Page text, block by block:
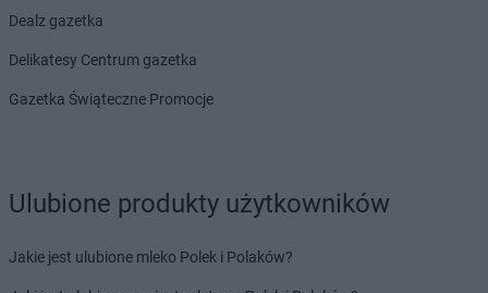
Dealz gazetka
Delikatesy Centrum gazetka
Gazetka Świąteczne Promocje
Ulubione produkty użytkowników
Jakie jest ulubione mleko Polek i Polaków?